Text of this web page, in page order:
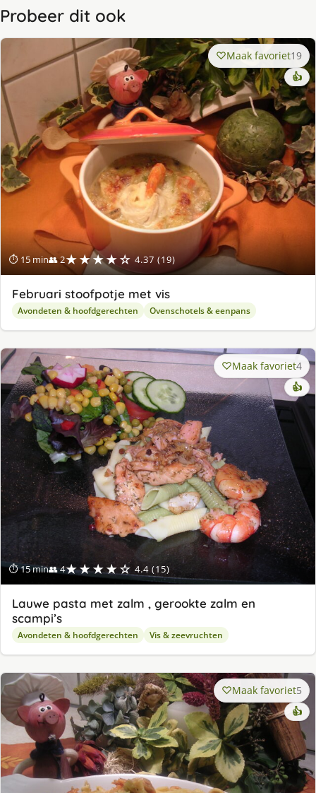
Probeer dit ook
⏱ 15 min👥 2★★★★☆ 4.37 (19)
Maak favoriet19
👍
Februari stoofpotje met vis
Avondeten & hoofdgerechten Ovenschotels & eenpans
⏱ 15 min👥 4★★★★☆ 4.4 (15)
Maak favoriet4
👍
Lauwe pasta met zalm , gerookte zalm en
scampi’s
Avondeten & hoofdgerechten Vis & zeevruchten
Maak favoriet5
👍